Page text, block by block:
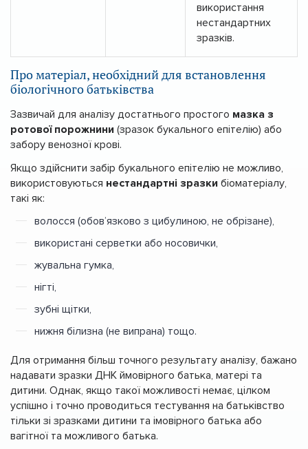
використання
нестандартних
зразків.
Про матеріал, необхідний для встановлення
біологічного батьківства
Зазвичай для аналізу достатнього простого мазка з
ротової порожнини (зразок букального епітелію) або
забору венозної крові.
Якщо здійснити забір букального епітелію не можливо,
використовуються нестандартні зразки біоматеріалу,
такі як:
волосся (обов’язково з цибулиною, не обрізане),
використані серветки або носовички,
жувальна гумка,
нігті,
зубні щітки,
нижня білизна (не випрана) тощо.
Для отримання більш точного результату аналізу, бажано
надавати зразки ДНК ймовірного батька, матері та
дитини. Однак, якщо такої можливості немає, цілком
успішно і точно проводиться тестування на батьківство
тільки зі зразками дитини та імовірного батька або
вагітної та можливого батька.